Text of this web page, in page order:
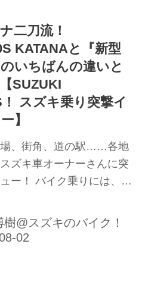
二刀流！
KATANAと『新型
いちばんの違いと
SUZUKI
スズキ乗り突撃イ
】
場、街角、道の駅……各地
ズキ車オーナーさんに突
ー！ バイク乗りには、バ
樹@スズキのバイク！